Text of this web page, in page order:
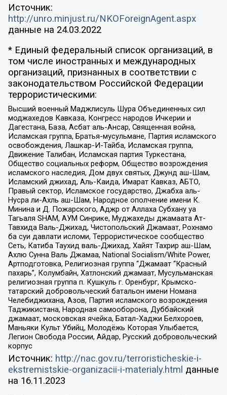
Источник:
http://unro.minjust.ru/NKOForeignAgent.aspx
данные на 24.03.2022
* Единый федеральный список организаций, в
том числе иностранных и международных
организаций, признанных в соответствии с
законодательством Российской Федерации
террористическими:
Высший военный Маджлисуль Шура Объединенных сил
моджахедов Кавказа, Конгресс народов Ичкерии и
Дагестана, База, Асбат аль-Ансар, Священная война,
Исламская группа, Братья-мусульмане, Партия исламского
освобождения, Лашкар-И-Тайба, Исламская группа,
Движение Талибан, Исламская партия Туркестана,
Общество социальных реформ, Общество возрождения
исламского наследия, Дом двух святых, Джунд аш-Шам,
Исламский джихад, Аль-Каида, Имарат Кавказ, АБТО,
Правый сектор, Исламское государство, Джабха аль-
Нусра ли-Ахль аш-Шам, Народное ополчение имени К.
Минина и Д. Пожарского, Аджр от Аллаха Субхану уа
Тагьаля SHAM, АУМ Синрике, Муджахеды джамаата Ат-
Тавхида Валь-Джихад, Чистопольский Джамаат, Рохнамо
ба суи давлати исломи, Террористическое сообщество
Сеть, Катиба Таухид валь-Джихад, Хайят Тахрир аш-Шам,
Ахлю Сунна Валь Джамаа, National Socialism/White Power,
Артподготовка, Религиозная группа “Джамаат “Красный
пахарь”, Колумбайн, Хатлонский джамаат, Мусульманская
религиозная группа п. Кушкуль г. Оренбург, Крымско-
татарский добровольческий батальон имени Номана
Челебиджихана, Азов, Партия исламского возрождения
Таджикистана, Народная самооборона, Дуббайский
джамаат, московская ячейка, Батал-Хаджи Белхороев,
Маньяки Культ Убийц, Молодёжь Которая Улыбается,
Легион Свобода России, Айдар, Русский добровольческий
корпус
Источник: http://nac.gov.ru/terroristicheskie-i-
ekstremistskie-organizacii-i-materialy.html данные
на 16.11.2023